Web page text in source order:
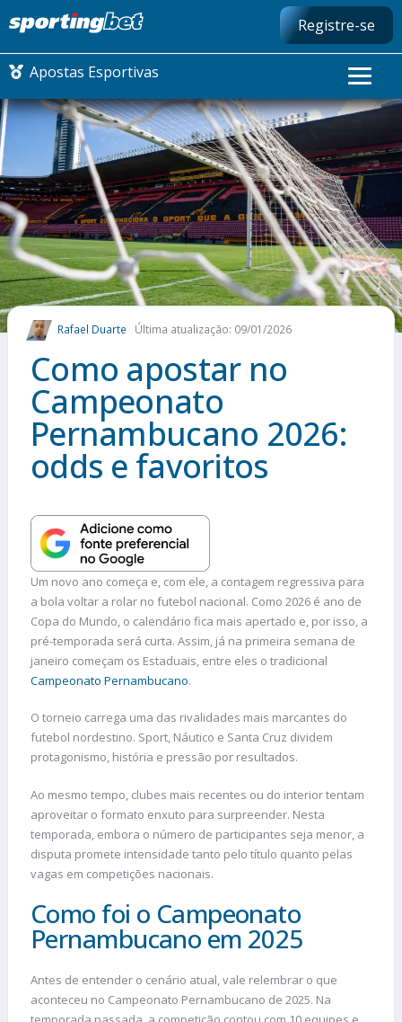
Registre-se
Apostas Esportivas
CONMEBOL LIBERTADORES
FUTEBOL NACIONAL
FUTEBOL INTERNACIONAL
COMO APOSTAR
MAIS ESPORTES
Rafael Duarte Última atualização: 09/01/2026
Como apostar no
Campeonato
Pernambucano 2026:
odds e favoritos
Um novo ano começa e, com ele, a contagem regressiva para
a bola voltar a rolar no futebol nacional. Como 2026 é ano de
Copa do Mundo, o calendário fica mais apertado e, por isso, a
pré-temporada será curta. Assim, já na primeira semana de
janeiro começam os Estaduais, entre eles o tradicional
Campeonato Pernambucano.
O torneio carrega uma das rivalidades mais marcantes do
futebol nordestino. Sport, Náutico e Santa Cruz dividem
protagonismo, história e pressão por resultados.
Ao mesmo tempo, clubes mais recentes ou do interior tentam
aproveitar o formato enxuto para surpreender. Nesta
temporada, embora o número de participantes seja menor, a
disputa promete intensidade tanto pelo título quanto pelas
vagas em competições nacionais.
Como foi o Campeonato
Pernambucano em 2025
Antes de entender o cenário atual, vale relembrar o que
aconteceu no Campeonato Pernambucano de 2025. Na